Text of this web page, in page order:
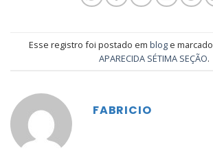
Esse registro foi postado em blog e marcado
APARECIDA SÉTIMA SEÇÃO.
FABRICIO